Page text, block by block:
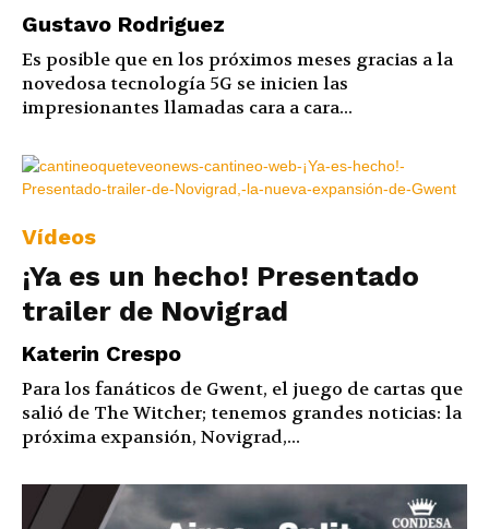
Gustavo Rodriguez
Es posible que en los próximos meses gracias a la
novedosa tecnología 5G se inicien las
impresionantes llamadas cara a cara...
Vídeos
¡Ya es un hecho! Presentado
trailer de Novigrad
Katerin Crespo
Para los fanáticos de Gwent, el juego de cartas que
salió de The Witcher; tenemos grandes noticias: la
próxima expansión, Novigrad,...